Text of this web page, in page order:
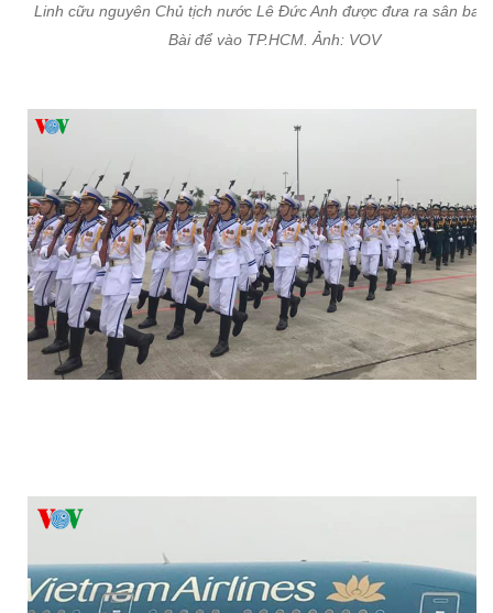
Linh cữu nguyên Chủ tịch nước Lê Đức Anh được đưa ra sân bay
Bài để vào TP.HCM. Ảnh: VOV